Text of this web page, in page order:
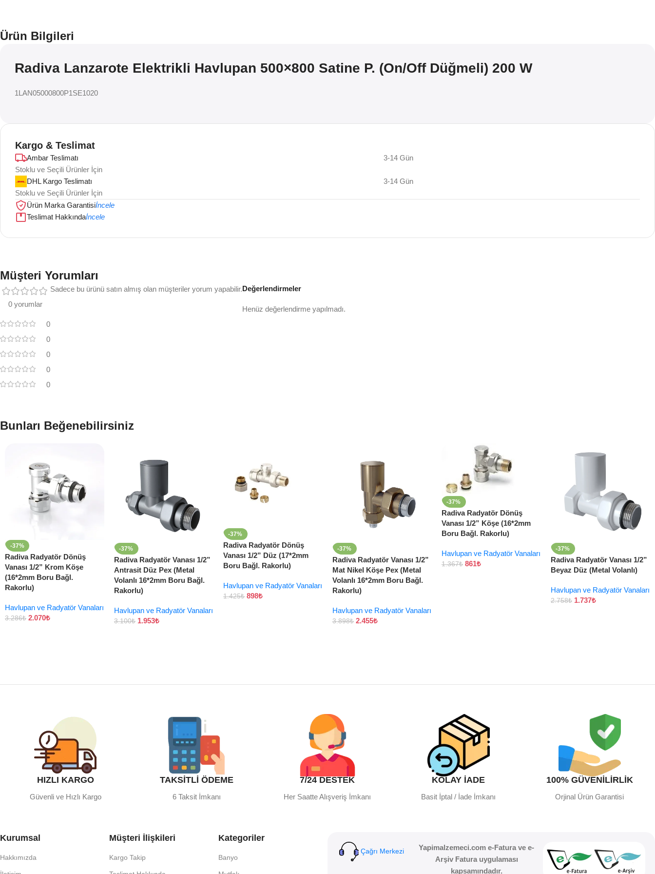
Ürün Bilgileri
Radiva Lanzarote Elektrikli Havlupan 500×800 Satine P. (On/Off Düğmeli) 200 W
1LAN05000800P1SE1020
Kargo & Teslimat
Ambar Teslimatı
Stoklu ve Seçili Ürünler İçin
3-14 Gün
DHL Kargo Teslimatı
Stoklu ve Seçili Ürünler İçin
3-14 Gün
Ürün Marka Garantisiİncele
Teslimat Hakkındaİncele
Müşteri Yorumları
0 yorumlar
0
0
0
0
0
Değerlendirmeler
Henüz değerlendirme yapılmadı.
Sadece bu ürünü satın almış olan müşteriler yorum yapabilir.
Bunları Beğenebilirsiniz
-37%
Radiva Radyatör Dönüş
Vanası 1/2” Krom Köşe
(16*2mm Boru Bağl.
Rakorlu)
Havlupan ve Radyatör Vanaları
3.286₺ 2.070₺
-37%
Radiva Radyatör Vanası 1/2”
Antrasit Düz Pex (Metal
Volanlı 16*2mm Boru Bağl.
Rakorlu)
Havlupan ve Radyatör Vanaları
3.100₺ 1.953₺
-37%
Radiva Radyatör Dönüş
Vanası 1/2” Düz (17*2mm
Boru Bağl. Rakorlu)
Havlupan ve Radyatör Vanaları
1.425₺ 898₺
-37%
Radiva Radyatör Vanası 1/2”
Mat Nikel Köşe Pex (Metal
Volanlı 16*2mm Boru Bağl.
Rakorlu)
Havlupan ve Radyatör Vanaları
3.898₺ 2.455₺
-37%
Radiva Radyatör Dönüş
Vanası 1/2” Köşe (16*2mm
Boru Bağl. Rakorlu)
Havlupan ve Radyatör Vanaları
1.367₺ 861₺
-37%
Radiva Radyatör Vanası 1/2”
Beyaz Düz (Metal Volanlı)
Havlupan ve Radyatör Vanaları
2.758₺ 1.737₺
HIZLI KARGO
Güvenli ve Hızlı Kargo
TAKSİTLİ ÖDEME
6 Taksit İmkanı
7/24 DESTEK
Her Saatte Alışveriş İmkanı
KOLAY İADE
Basit İptal / İade İmkanı
100% GÜVENİLİRLİK
Orjinal Ürün Garantisi
Kurumsal
Hakkımızda
Müşteri İlişkileri
Kargo Takip
Kategoriler
Banyo
Çağrı Merkezi
Yapimalzemeci.com e-Fatura ve e-
Arşiv Fatura uygulaması
kapsamındadır.